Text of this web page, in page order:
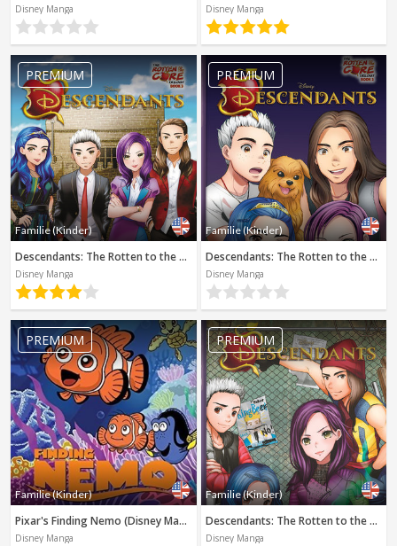
Disney Manga Disney Manga
PREMIUM
Familie (Kinder)
Descendants: The Rotten to the Core Trilogy, Book 3 (Disney Manga)
Disney Manga
PREMIUM
Familie (Kinder)
Descendants: The Rotten to the Core Trilogy, Book 2 (Disney Manga)
Disney Manga
PREMIUM
Familie (Kinder)
Pixar's Finding Nemo (Disney Manga)
Disney Manga
PREMIUM
Familie (Kinder)
Descendants: The Rotten to the Core Trilogy, Book 1 (Disney Manga)
Disney Manga